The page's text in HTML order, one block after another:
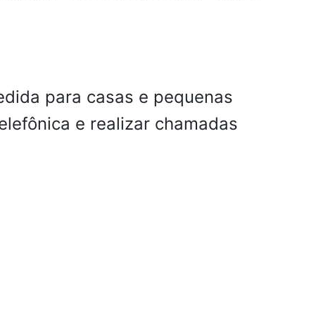
para casas e pequenas
e realizar chamadas